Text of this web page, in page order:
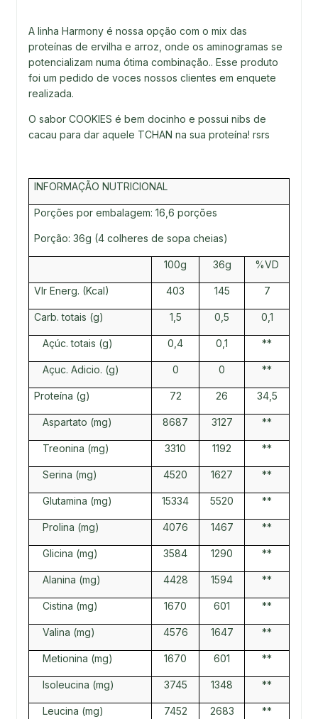
A linha Harmony é nossa opção com o mix das
proteínas de ervilha e arroz, onde os aminogramas se
potencializam numa ótima combinação.. Esse produto
foi um pedido de voces nossos clientes em enquete
realizada.
O sabor COOKIES é bem docinho e possui nibs de
cacau para dar aquele TCHAN na sua proteína! rsrs
INFORMAÇÃO NUTRICIONAL
Porções por embalagem: 16,6 porções
Porção: 36g (4 colheres de sopa cheias)
100g 36g %VD
Vlr Energ. (Kcal) 403 145 7
Carb. totais (g) 1,5 0,5 0,1
Açúc. totais (g) 0,4 0,1 **
Açuc. Adicio. (g) 0 0 **
Proteína (g) 72 26 34,5
Aspartato (mg) 8687 3127 **
Treonina (mg) 3310 1192 **
Serina (mg) 4520 1627 **
Glutamina (mg) 15334 5520 **
Prolina (mg) 4076 1467 **
Glicina (mg) 3584 1290 **
Alanina (mg) 4428 1594 **
Cistina (mg) 1670 601 **
Valina (mg) 4576 1647 **
Metionina (mg) 1670 601 **
Isoleucina (mg) 3745 1348 **
Leucina (mg) 7452 2683 **